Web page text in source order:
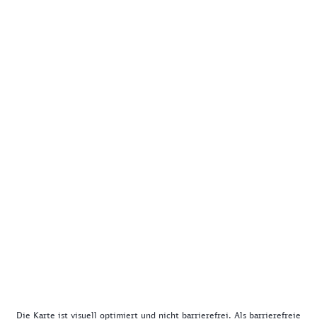
Die Karte ist visuell optimiert und nicht barrierefrei. Als barrierefreie